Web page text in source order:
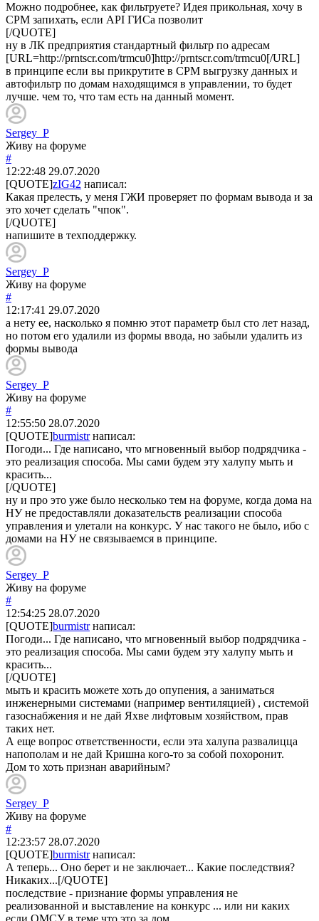
Можно подробнее, как фильтруете? Идея прикольная, хочу в
СРМ запихать, если API ГИСа позволит
[/QUOTE]
ну в ЛК предприятия стандартный фильтр по адресам
[URL=http://prntscr.com/trmcu0]http://prntscr.com/trmcu0[/URL]
в принципе если вы прикрутите в СРМ выгрузку данных и
автофильтр по домам находящимся в управлении, то будет
лучше. чем то, что там есть на данный момент.
Sergey_P
Живу на форуме
#
12:22:48 29.07.2020
[QUOTE]zIG42 написал:
Какая прелесть, у меня ГЖИ проверяет по формам вывода и за
это хочет сделать "чпок".
[/QUOTE]
напишите в техподдержку.
Sergey_P
Живу на форуме
#
12:17:41 29.07.2020
а нету ее, насколько я помню этот параметр был сто лет назад,
но потом его удалили из формы ввода, но забыли удалить из
формы вывода
Sergey_P
Живу на форуме
#
12:55:50 28.07.2020
[QUOTE]burmistrнаписал:
Погоди... Где написано, что мгновенный выбор подрядчика -
это реализация способа. Мы сами будем эту халупу мыть и
красить...
[/QUOTE]
ну и про это уже было несколько тем на форуме, когда дома на
НУ не предоставляли доказательств реализации способа
управления и улетали на конкурс. У нас такого не было, ибо с
домами на НУ не связываемся в принципе.
Sergey_P
Живу на форуме
#
12:54:25 28.07.2020
[QUOTE]burmistrнаписал:
Погоди... Где написано, что мгновенный выбор подрядчика -
это реализация способа. Мы сами будем эту халупу мыть и
красить...
[/QUOTE]
мыть и красить можете хоть до опупения, а заниматься
инженерными системами (например вентиляцией) , системой
газоснабжения и не дай Яхве лифтовым хозяйством, прав
таких нет.
А еще вопрос ответственности, если эта халупа развалицца
напополам и не дай Кришна кого-то за собой похоронит.
Дом то хоть признан аварийным?
Sergey_P
Живу на форуме
#
12:23:57 28.07.2020
[QUOTE]burmistrнаписал:
А теперь... Оно берет и не заключает... Какие последствия?
Никаких...[/QUOTE]
последствие - признание формы управления не
реализованной и выставление на конкурс ... или ни каких
если ОМСУ в теме что это за дом.